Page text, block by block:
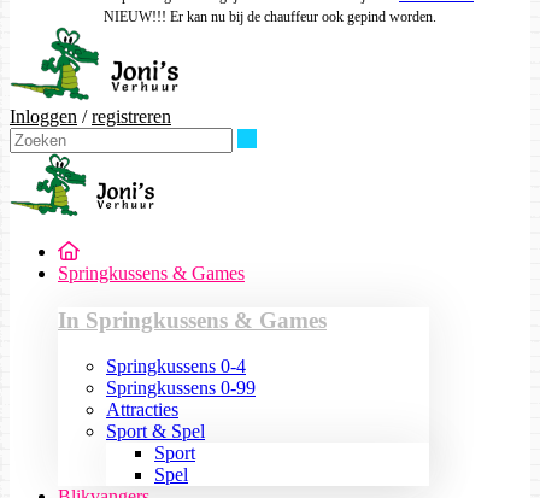
NIEUW!!! Er kan nu bij de chauffeur ook gepind worden.
Inloggen /registreren
Springkussens & Games
In Springkussens & Games
Springkussens 0-4
Springkussens 0-99
Attracties
Sport & Spel
Sport
Spel